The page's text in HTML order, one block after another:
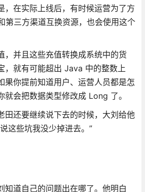
，在实际上线后，有时候运营为了方
第三方渠道互换资源，也会使用这个
，并且这些充值转换成系统中的货
，就有可能超出 Java 中的整数上
果你提前知道用户、运营人员都是怎
就会把数据类型修改成 Long 了。
田还要继续说下去的时候，大刘给他
这些坑我没少掉进去。”
知道自己的问题出在哪了。他明白